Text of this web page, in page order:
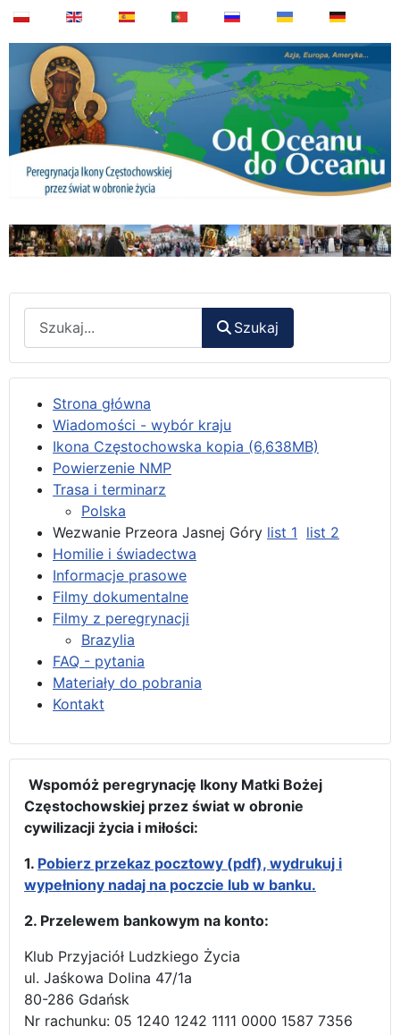
Szukaj
Strona główna
Wiadomości - wybór kraju
Ikona Częstochowska kopia (6,638MB)
Powierzenie NMP
Trasa i terminarz
Polska
Wezwanie Przeora Jasnej Góry list 1 list 2
Homilie i świadectwa
Informacje prasowe
Filmy dokumentalne
Filmy z peregrynacji
Brazylia
FAQ - pytania
Materiały do pobrania
Kontakt
Wspomóż peregrynację Ikony Matki Bożej
Częstochowskiej przez świat w obronie
cywilizacji życia i miłości:
1. Pobierz przekaz pocztowy (pdf), wydrukuj i
wypełniony nadaj na poczcie lub w banku.
2. Przelewem bankowym na konto:
Klub Przyjaciół Ludzkiego Życia
ul. Jaśkowa Dolina 47/1a
80-286 Gdańsk
Nr rachunku: 05 1240 1242 1111 0000 1587 7356